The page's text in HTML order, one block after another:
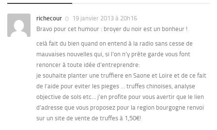
richecour
19 janvier 2013 à 20h16
Bravo pour cet humour : broyer du noir est un bonheur !
celà fait du bien quand on entend à la radio sans cesse de
mauvaises nouvelles qui, si l’on n’y prête garde vous font
renoncer à toute idée d’entreprendre:
je souhaite planter une truffiere en Saone et Loire et de ce fait
de l’aide pour eviter les pieges … truffes chinoises, analyse
objective de sols etc… j’en profite pour vous avertir que le lien
d’adresse que vous proposez pour la region bourgogne renvoi
sur un site de vente de truffes à 1,50€!